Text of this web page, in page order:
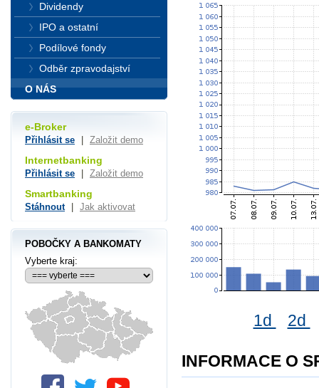
1d 2d
INFORMACE O
Dividendy
IPO a ostatní
Podílové fondy
Odběr zpravodajství
O NÁS
e-Broker
Přihlásit se Založit demo
Internetbanking
Přihlásit se Založit demo
Smartbanking
Stáhnout Jak aktivovat
POBOČKY A BANKOMATY
Vyberte kraj: